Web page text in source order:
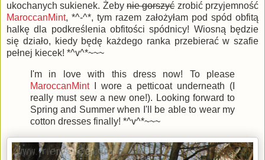
ukochanych sukienek. Żeby nie gorszyćzrobić przyjemność
MaroccanMint, *^-^*, tym razem założyłam pod spód obfitą
halkę dla podkreślenia obfitości spódnicy! Wiosną będzie
się działo, kiedy będę każdego ranka przebierać w szafie
pełnej kiecek! *^v^*~~~
I'm in love with this dress now! To please
MaroccanMintI wore a petticoat underneath (I
really must sew a new one!). Looking forward to
Spring and Summer when I'll be able to wear my
cotton dresses finally! *^v^*~~~